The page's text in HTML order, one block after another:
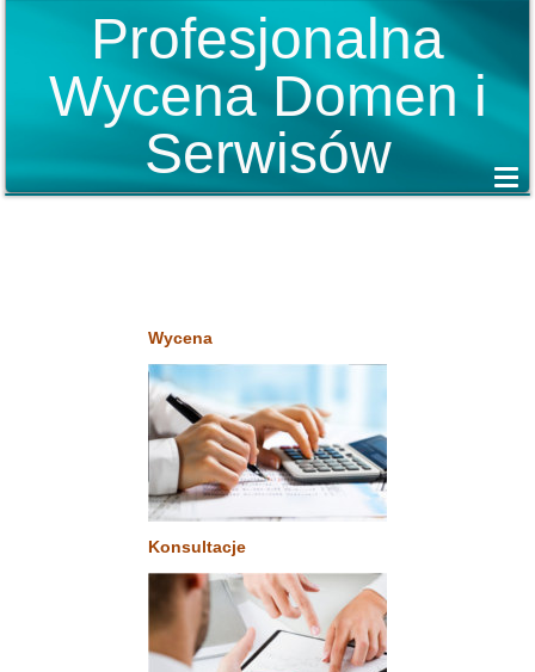
Profesjonalna
Wycena Domen i
Serwisów
Wycena
Konsultacje